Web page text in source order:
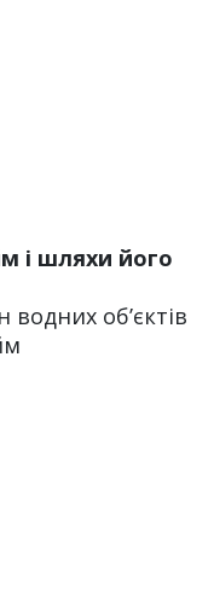
і шляхи його
об’єктів